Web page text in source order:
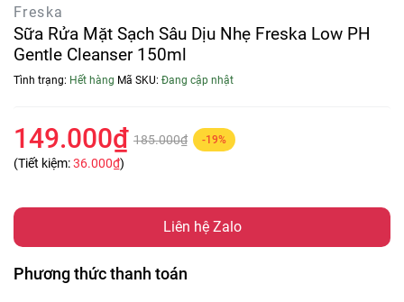
Freska
Sữa Rửa Mặt Sạch Sâu Dịu Nhẹ Freska Low PH
Gentle Cleanser 150ml
Tình trạng: Hết hàng Mã SKU: Đang cập nhật
149.000₫ 185.000₫ -19%
(Tiết kiệm:36.000₫)
Liên hệ Zalo
Phương thức thanh toán